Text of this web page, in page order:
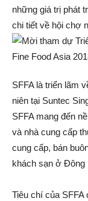
những giá trị phát
chi tiết về hội chợ
SFFA là triển lãm
niên tại Suntec
SFFA mang đến
và nhà cung cấp
cung cấp, bán
khách sạn ở Đông
Tiêu chí của SFFA